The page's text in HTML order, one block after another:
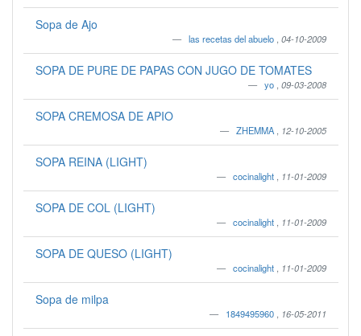
Sopa de Ajo
las recetas del abuelo 04-10-2009
SOPA DE PURE DE PAPAS CON JUGO DE TOMATES
yo 09-03-2008
SOPA CREMOSA DE APIO
ZHEMMA 12-10-2005
SOPA REINA (LIGHT)
cocinalight 11-01-2009
SOPA DE COL (LIGHT)
cocinalight 11-01-2009
SOPA DE QUESO (LIGHT)
cocinalight 11-01-2009
Sopa de milpa
1849495960 16-05-2011